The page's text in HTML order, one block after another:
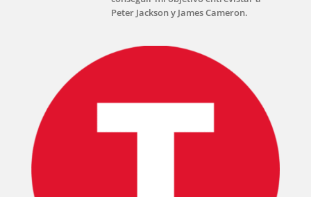
Peter Jackson y James Cameron.